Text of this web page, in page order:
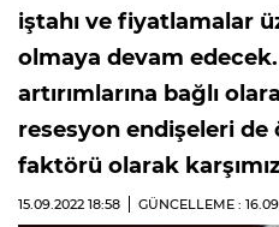
iştahı ve fiyatlamalar
olmaya devam
artırımlarına bağlı
resesyon endişeleri
faktörü olarak
15.09.2022 18:58 GÜNCELLEME :